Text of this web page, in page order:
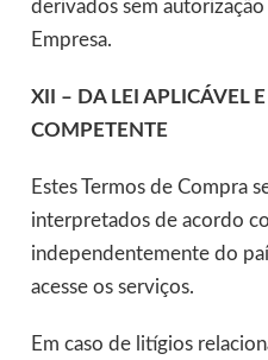
derivados sem
Empresa.
XII – DA LEI APLICÁVEL
COMPETENTE
Estes Termos de Compra
interpretados de acordo
independentemente do
acesse os serviços.
Em caso de litígios